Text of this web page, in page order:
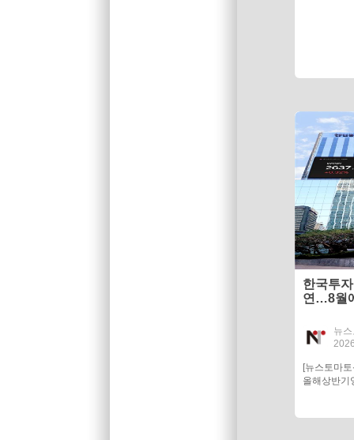
한국투
연…8월
뉴
[뉴스토마
올해상반기